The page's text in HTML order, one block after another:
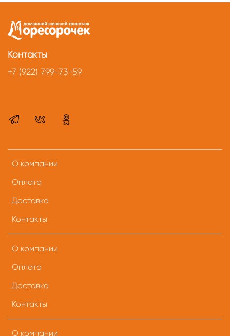
О компании
Оплата
Доставка
Контакты
О компании
Оплата
Доставка
Контакты
О компании
Контакты
+7 (922) 799-73-59